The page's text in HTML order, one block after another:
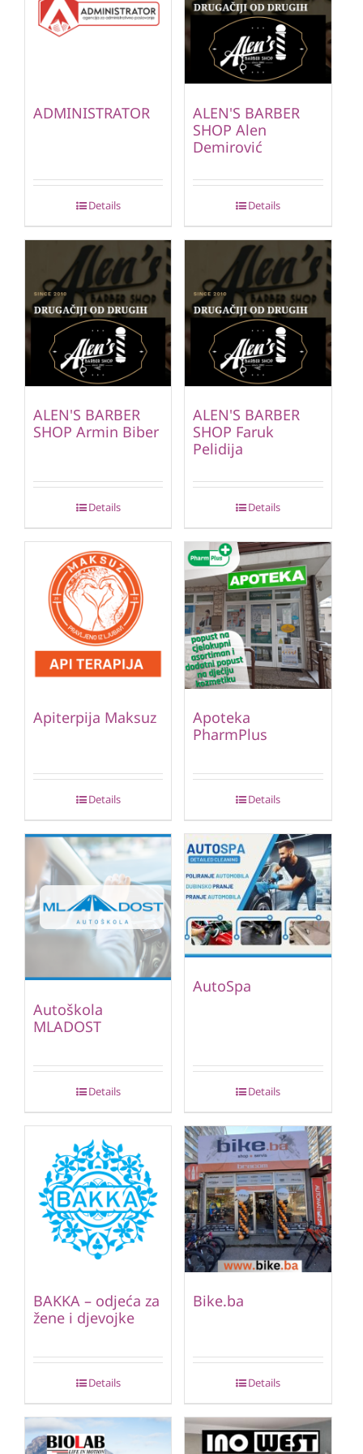
ADMINISTRATOR
Details
ALEN'S BARBER
SHOP Alen
Demirović
Details
ALEN'S BARBER
SHOP Armin Biber
Details
ALEN'S BARBER
SHOP Faruk
Pelidija
Details
Apiterpija Maksuz
Details
Apoteka
PharmPlus
Details
Autoškola
MLADOST
Details
AutoSpa
Details
BAKKA – odjeća za
žene i djevojke
Details
Bike.ba
Details